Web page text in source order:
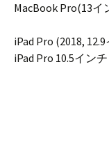
MacBook Pro(13イ
iPad Pro (2018,
iPad Pro 10.5イン